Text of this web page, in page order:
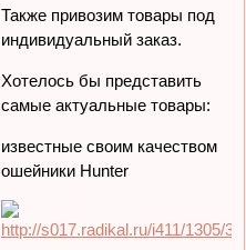
Также привозим товары под
индивидуальный заказ.
Хотелось бы представить
самые актуальные товары:
известные своим качеством
ошейники Hunter